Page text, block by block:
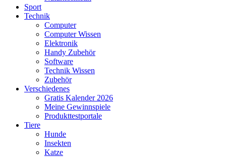
Sport
Technik
Computer
Computer Wissen
Elektronik
Handy Zubehör
Software
Technik Wissen
Zubehör
Verschiedenes
Gratis Kalender 2026
Meine Gewinnspiele
Produkttestportale
Tiere
Hunde
Insekten
Katze